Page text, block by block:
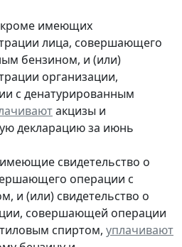
имеющих
лица, совершающего
бензином, и (или)
организации,
с денатурированным
акцизы и
декларацию за июнь
свидетельство о
операции с
и (или) свидетельство о
совершающей операции
спиртом, уплачивают